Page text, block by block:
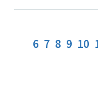
6 7 8 9 10